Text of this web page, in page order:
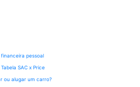
financeira pessoal
SAC x Price
ou alugar um carro?